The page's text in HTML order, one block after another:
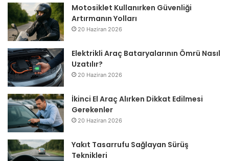
Motosiklet Kullanırken Güvenliği
Artırmanın Yolları
20 Haziran 2026
Elektrikli Araç Bataryalarının Ömrü Nasıl
Uzatılır?
20 Haziran 2026
İkinci El Araç Alırken Dikkat Edilmesi
Gerekenler
20 Haziran 2026
Yakıt Tasarrufu Sağlayan Sürüş
Teknikleri